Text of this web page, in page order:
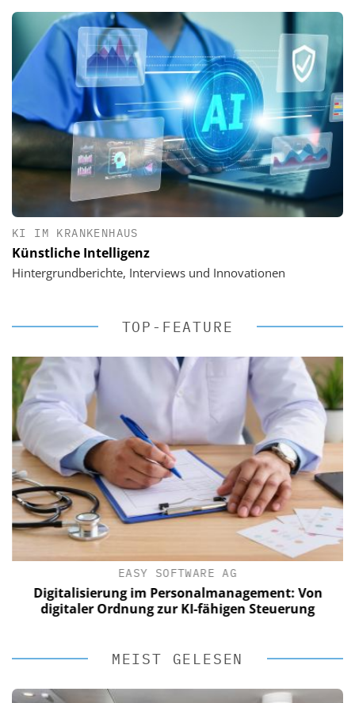
KI IM KRANKENHAUS
Künstliche Intelligenz
Hintergrundberichte, Interviews und Innovationen
TOP-FEATURE
EASY SOFTWARE AG
Digitalisierung im Personalmanagement: Von
digitaler Ordnung zur KI-fähigen Steuerung
MEIST GELESEN